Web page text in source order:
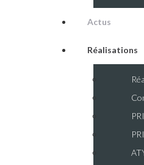
Actus
Réalisations